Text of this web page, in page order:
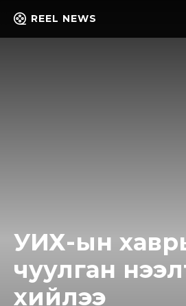
REEL NEWS
УИХ-ын
чуулган
хийлээ